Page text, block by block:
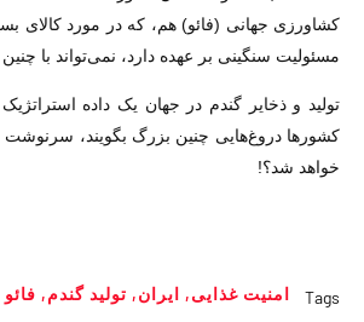
کشاورزی جهانی (فائو) هم، که در مورد کالای
مسئولیت سنگینی بر عهده دارد، نمی‌تواند با چنین
تولید و ذخایر گندم در جهان یک داده
کشور‌ها دروغ‌هایی چنین بزرگ بگویند، سرنوشت
خواهد شد؟!
Tags امنیت غذایی, ایران, تولید گندم, فائو